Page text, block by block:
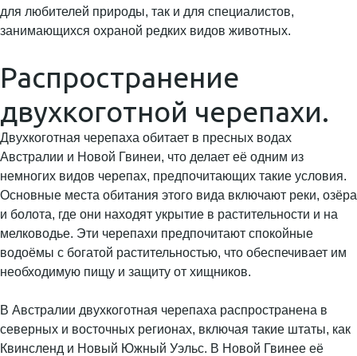
для любителей природы, так и для специалистов,
занимающихся охраной редких видов животных.
Распространение
двухкоготной черепахи.
Двухкоготная черепаха обитает в пресных водах
Австралии и Новой Гвинеи, что делает её одним из
немногих видов черепах, предпочитающих такие условия.
Основные места обитания этого вида включают реки, озёра
и болота, где они находят укрытие в растительности и на
мелководье. Эти черепахи предпочитают спокойные
водоёмы с богатой растительностью, что обеспечивает им
необходимую пищу и защиту от хищников.
В Австралии двухкоготная черепаха распространена в
северных и восточных регионах, включая такие штаты, как
Квинсленд и Новый Южный Уэльс. В Новой Гвинее её